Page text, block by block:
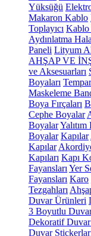
Yüksüğü
Makaron Kablo
Toplayıcı Kablo
Aydınlatma
Paneli Lityum
AHŞAP VE
ve Aksesuarları
Boyaları
Maskeleme
Boya Fırçaları
Cephe Boyalar
BoyalarYalıtım
Boyalar Kapılar
Kapılar
Kapıları Kapı
Fayansları Yer
Fayansları Karo
Tezgahları
Duvar Ürünleri
3 Boyutlu Duvar
Dekoratif Duvar
Duvar